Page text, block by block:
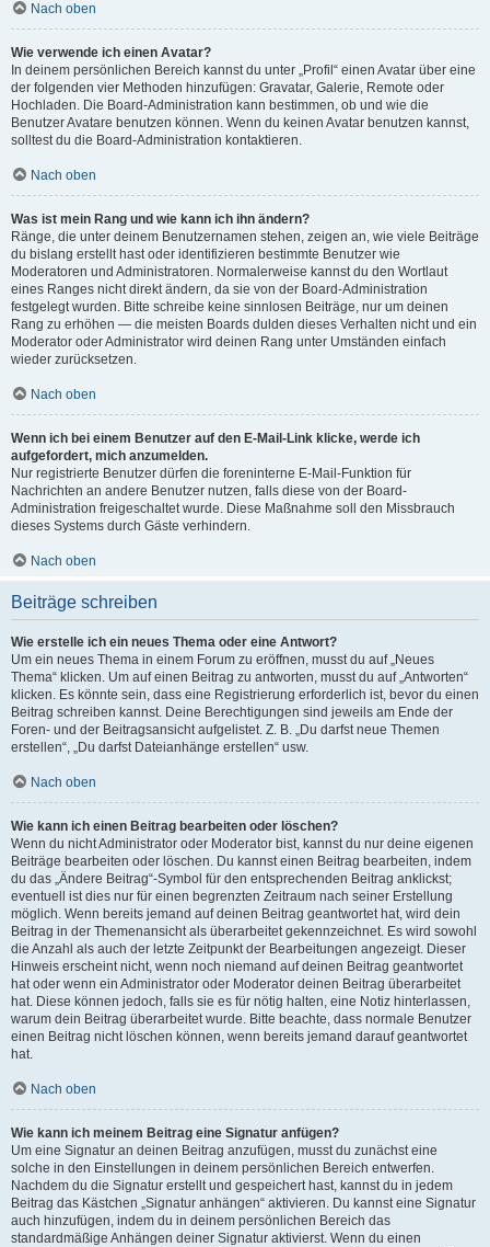
Nach oben
Wie verwende ich einen Avatar?
In deinem persönlichen Bereich kannst du unter „Profil“ einen Avatar über eine
der folgenden vier Methoden hinzufügen: Gravatar, Galerie, Remote oder
Hochladen. Die Board-Administration kann bestimmen, ob und wie die
Benutzer Avatare benutzen können. Wenn du keinen Avatar benutzen kannst,
solltest du die Board-Administration kontaktieren.
Nach oben
Was ist mein Rang und wie kann ich ihn ändern?
Ränge, die unter deinem Benutzernamen stehen, zeigen an, wie viele Beiträge
du bislang erstellt hast oder identifizieren bestimmte Benutzer wie
Moderatoren und Administratoren. Normalerweise kannst du den Wortlaut
eines Ranges nicht direkt ändern, da sie von der Board-Administration
festgelegt wurden. Bitte schreibe keine sinnlosen Beiträge, nur um deinen
Rang zu erhöhen — die meisten Boards dulden dieses Verhalten nicht und ein
Moderator oder Administrator wird deinen Rang unter Umständen einfach
wieder zurücksetzen.
Nach oben
Wenn ich bei einem Benutzer auf den E-Mail-Link klicke, werde ich
aufgefordert, mich anzumelden.
Nur registrierte Benutzer dürfen die foreninterne E-Mail-Funktion für
Nachrichten an andere Benutzer nutzen, falls diese von der Board-
Administration freigeschaltet wurde. Diese Maßnahme soll den Missbrauch
dieses Systems durch Gäste verhindern.
Nach oben
Beiträge schreiben
Wie erstelle ich ein neues Thema oder eine Antwort?
Um ein neues Thema in einem Forum zu eröffnen, musst du auf „Neues
Thema“ klicken. Um auf einen Beitrag zu antworten, musst du auf „Antworten“
klicken. Es könnte sein, dass eine Registrierung erforderlich ist, bevor du einen
Beitrag schreiben kannst. Deine Berechtigungen sind jeweils am Ende der
Foren- und der Beitragsansicht aufgelistet. Z. B. „Du darfst neue Themen
erstellen“, „Du darfst Dateianhänge erstellen“ usw.
Nach oben
Wie kann ich einen Beitrag bearbeiten oder löschen?
Wenn du nicht Administrator oder Moderator bist, kannst du nur deine eigenen
Beiträge bearbeiten oder löschen. Du kannst einen Beitrag bearbeiten, indem
du das „Ändere Beitrag“-Symbol für den entsprechenden Beitrag anklickst;
eventuell ist dies nur für einen begrenzten Zeitraum nach seiner Erstellung
möglich. Wenn bereits jemand auf deinen Beitrag geantwortet hat, wird dein
Beitrag in der Themenansicht als überarbeitet gekennzeichnet. Es wird sowohl
die Anzahl als auch der letzte Zeitpunkt der Bearbeitungen angezeigt. Dieser
Hinweis erscheint nicht, wenn noch niemand auf deinen Beitrag geantwortet
hat oder wenn ein Administrator oder Moderator deinen Beitrag überarbeitet
hat. Diese können jedoch, falls sie es für nötig halten, eine Notiz hinterlassen,
warum dein Beitrag überarbeitet wurde. Bitte beachte, dass normale Benutzer
einen Beitrag nicht löschen können, wenn bereits jemand darauf geantwortet
hat.
Nach oben
Wie kann ich meinem Beitrag eine Signatur anfügen?
Um eine Signatur an deinen Beitrag anzufügen, musst du zunächst eine
solche in den Einstellungen in deinem persönlichen Bereich entwerfen.
Nachdem du die Signatur erstellt und gespeichert hast, kannst du in jedem
Beitrag das Kästchen „Signatur anhängen“ aktivieren. Du kannst eine Signatur
auch hinzufügen, indem du in deinem persönlichen Bereich das
standardmäßige Anhängen deiner Signatur aktivierst. Wenn du einen